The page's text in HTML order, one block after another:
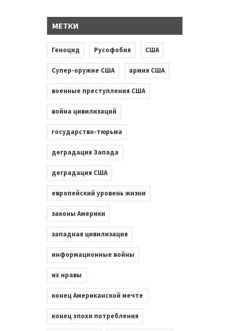
МЕТКИ
Геноцид Русофобия США
Супер-оружие США армия США
военные преступления США
война цивилизаций
государство-тюрьма
деградация Запада
деградация США
европейский уровень жизни
законы Америки
западная цивилизация
информационные войны
их нравы
конец Американской мечте
конец эпохи потребления